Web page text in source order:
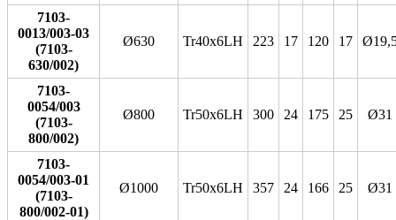
7103-
0013/003-03
(7103-
630/002)
Ø630 Tr40x6LH 223 17 120 17
7103-
0054/003
(7103-
800/002)
Ø800 Tr50x6LH 300 24 175 25 Ø31
7103-
0054/003-01
(7103-
800/002-01)
Ø1000 Tr50x6LH 357 24 166 25 Ø31